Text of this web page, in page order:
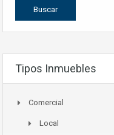
Tipos Inmuebles
Comercial
Local